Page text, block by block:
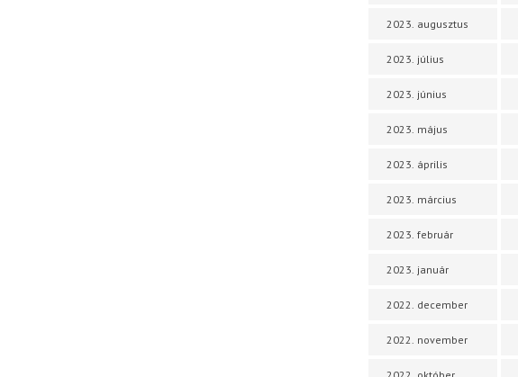
2023. augusztus
2023. július
2023. június
2023. május
2023. április
2023. március
2023. február
2023. január
2022. december
2022. november